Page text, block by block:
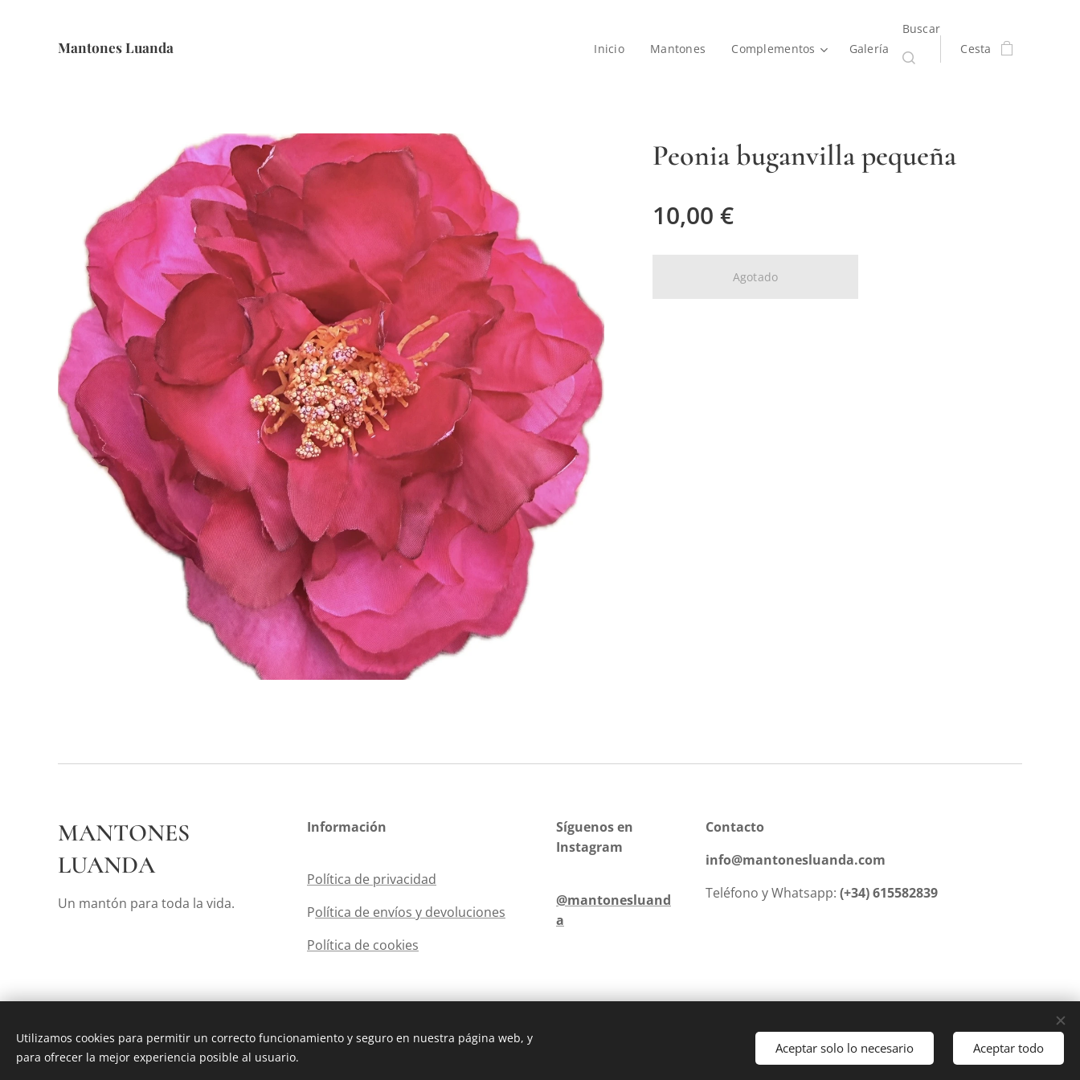
Mantones Luanda Inicio Mantones Complementos Galería
Buscar
Cesta
Peonia buganvilla pequeña
10,00 €
Agotado
MANTONES
LUANDA
Un mantón para toda la vida.
Información
Política de privacidad
Política de envíos y devoluciones
Política de cookies
Síguenos en
Instagram
@mantonesluand
a
Contacto
info@mantonesluanda.com
Teléfono y Whatsapp: (+34) 615582839
Utilizamos cookies para permitir un correcto funcionamiento y seguro en nuestra página web, y
para ofrecer la mejor experiencia posible al usuario.
Aceptar solo lo necesario Aceptar todo